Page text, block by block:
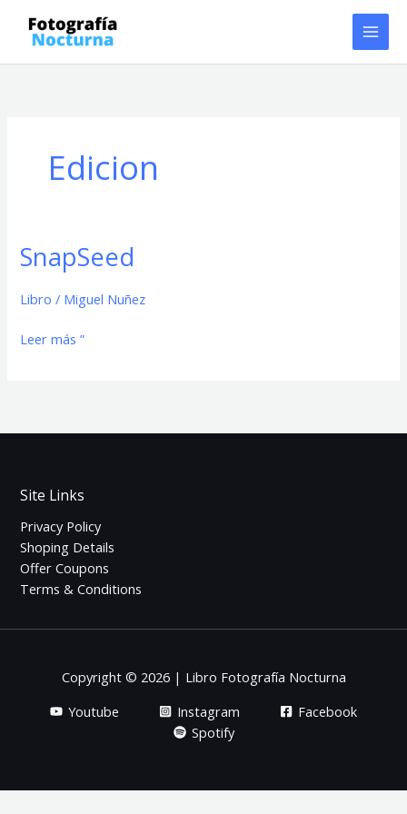
contenido
Edicion
SnapSeed
Libro / Miguel Nuñez
SnapSeed
Leer más ”
Site Links
Privacy Policy
Shoping Details
Offer Coupons
Terms & Conditions
Copyright © 2026 | Libro Fotografía Nocturna
Youtube
Instagram
Facebook
Spotify